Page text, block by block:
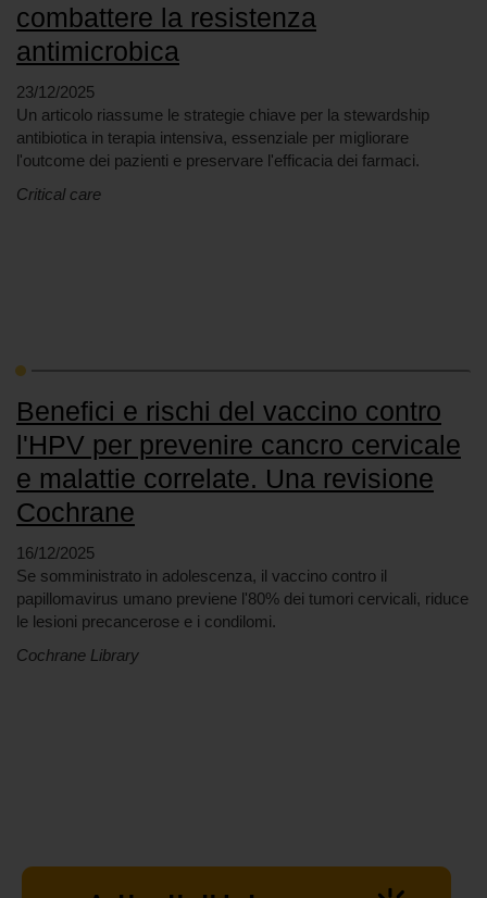
combattere la resistenza
antimicrobica
23/12/2025
Un articolo riassume le strategie chiave per la stewardship
antibiotica in terapia intensiva, essenziale per migliorare
l'outcome dei pazienti e preservare l'efficacia dei farmaci.
Critical care
Benefici e rischi del vaccino contro
l'HPV per prevenire cancro cervicale
e malattie correlate. Una revisione
Cochrane
16/12/2025
Se somministrato in adolescenza, il vaccino contro il
papillomavirus umano previene l'80% dei tumori cervicali, riduce
le lesioni precancerose e i condilomi.
Cochrane Library